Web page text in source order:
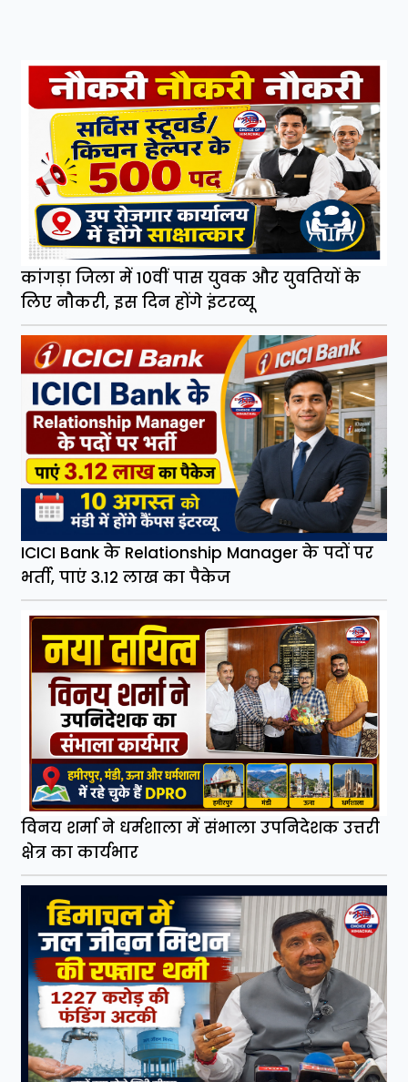
कांगड़ा जिला में 10वीं पास युवक और युवतियों के
लिए नौकरी, इस दिन होंगे इंटरव्यू
ICICI Bank के Relationship Manager के पदों पर
भर्ती, पाएं 3.12 लाख का पैकेज
विनय शर्मा ने धर्मशाला में संभाला उपनिदेशक उत्तरी
क्षेत्र का कार्यभार